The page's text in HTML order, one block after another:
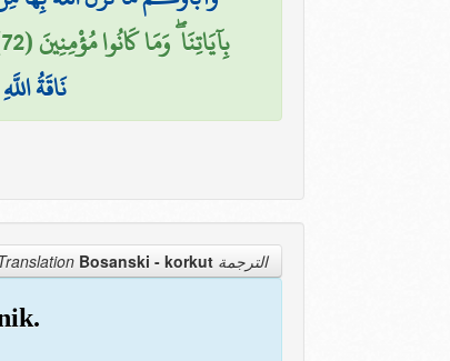
بِآيَاتِنَا ۖ وَمَا كَانُوا مُؤْمِنِينَ (72)
نَاقَةُ
الترجمة Translation Bosanski - korkut